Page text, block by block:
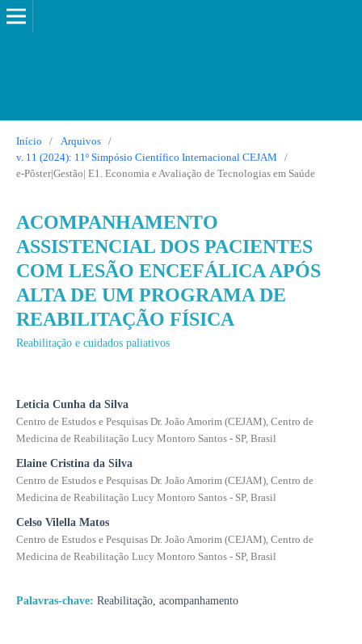
Início / Arquivos
/
v. 11 (2024): 11º Simpósio Científico Internacional CEJAM
/
e-Pôster|Gestão| E1. Economia e Avaliação de Tecnologias em Saúde
ACOMPANHAMENTO
ASSISTENCIAL DOS PACIENTES
COM LESÃO ENCEFÁLICA APÓS
ALTA DE UM PROGRAMA DE
REABILITAÇÃO FÍSICA
Reabilitação e cuidados paliativos
Leticia Cunha da Silva
Centro de Estudos e Pesquisas Dr. João Amorim (CEJAM), Centro de
Medicina de Reabilitação Lucy Montoro Santos - SP, Brasil
Elaine Cristina da Silva
Centro de Estudos e Pesquisas Dr. João Amorim (CEJAM), Centro de
Medicina de Reabilitação Lucy Montoro Santos - SP, Brasil
Celso Vilella Matos
Centro de Estudos e Pesquisas Dr. João Amorim (CEJAM), Centro de
Medicina de Reabilitação Lucy Montoro Santos - SP, Brasil
Palavras-chave: Reabilitação, acompanhamento